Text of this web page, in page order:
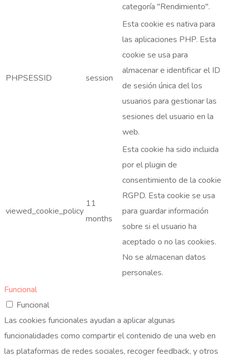
categoría "Rendimiento".
PHPSESSID session
Esta cookie es nativa para
las aplicaciones PHP. Esta
cookie se usa para
almacenar e identificar el ID
de sesión única del los
usuarios para gestionar las
sesiones del usuario en la
web.
viewed_cookie_policy
11
months
Esta cookie ha sido incluida
por el plugin de
consentimiento de la cookie
RGPD. Esta cookie se usa
para guardar información
sobre si el usuario ha
aceptado o no las cookies.
No se almacenan datos
personales.
Funcional
Funcional
Las cookies funcionales ayudan a aplicar algunas
funcionalidades como compartir el contenido de una web en
las plataformas de redes sociales, recoger feedback, y otros